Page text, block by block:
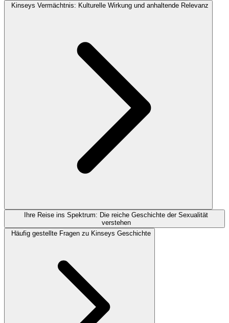
Kinseys Vermächtnis: Kulturelle Wirkung und anhaltende Relevanz
Ihre Reise ins Spektrum: Die reiche Geschichte der Sexualität
verstehen
Häufig gestellte Fragen zu Kinseys Geschichte